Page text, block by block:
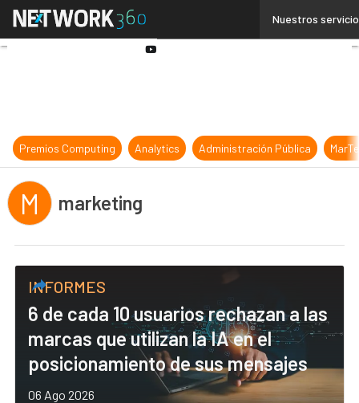
Nuestros
Premios Computing Analytics Administración Pública
M marketing
INFORMES
6 de cada 10 usuarios rechazan a las
marcas que utilizan la IA en el
posicionamiento de sus mensajes
06 Ago 2026